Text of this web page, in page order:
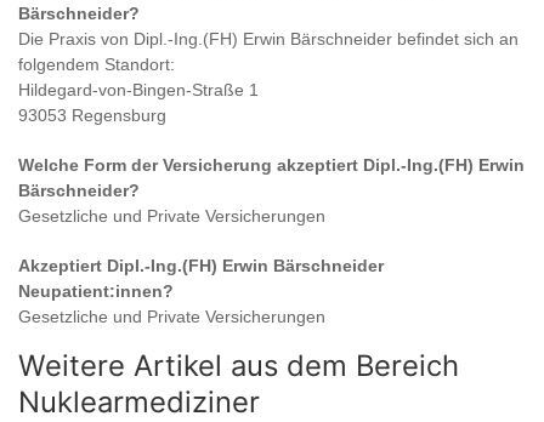
Bärschneider?
Die Praxis von Dipl.-Ing.(FH) Erwin Bärschneider befindet sich an
folgendem Standort:
Hildegard-von-Bingen-Straße 1
93053 Regensburg
Welche Form der Versicherung akzeptiert Dipl.-Ing.(FH) Erwin
Bärschneider?
Gesetzliche und Private Versicherungen
Akzeptiert Dipl.-Ing.(FH) Erwin Bärschneider
Neupatient:innen?
Gesetzliche und Private Versicherungen
Weitere Artikel aus dem Bereich
Nuklearmediziner